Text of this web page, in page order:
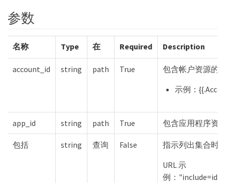
参数
名称 Type 在 Required Description
account_id string path True
包含帐户资源的
示例：
app_id string path True 包含应用程序资
包括 string 查询 False
指示列出集合时
URL 示
例："include=id"